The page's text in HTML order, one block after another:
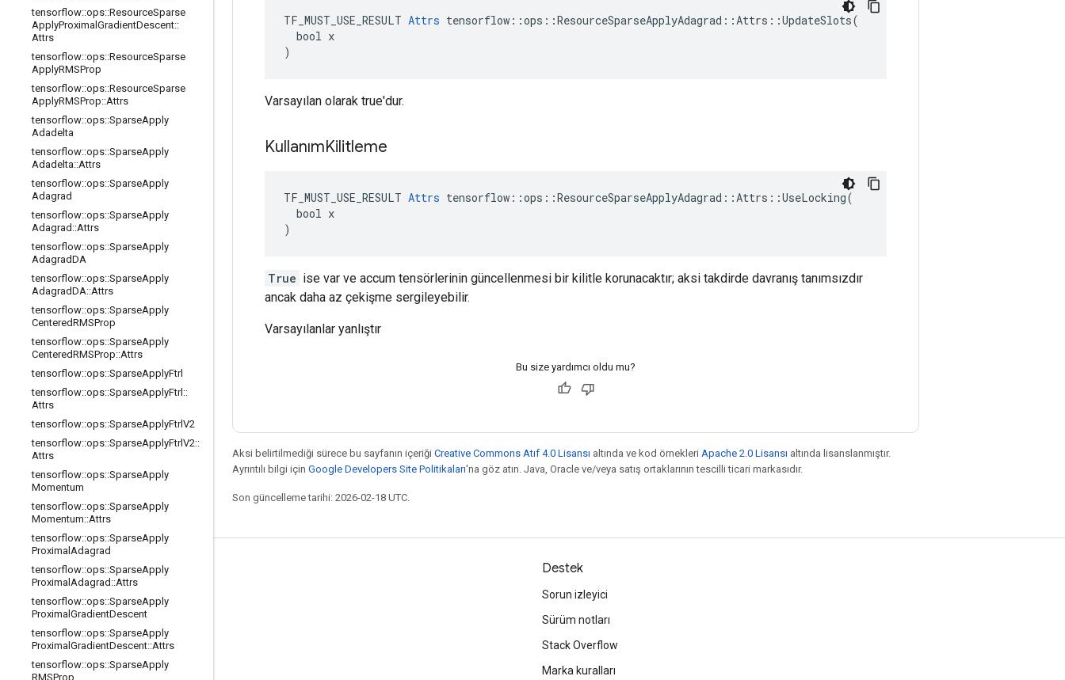
tensorflow::ops::ResourceSparse
ApplyProximal GradientDescent::
Attrs
tensorflow::ops::ResourceSparse
ApplyRMSProp
tensorflow::ops::ResourceSparse
ApplyRMSProp::Attrs
tensorflow::ops::SparseApply
Adadelta
tensorflow::ops::SparseApply
Adadelta::Attrs
tensorflow::ops::SparseApply
Adagrad
tensorflow::ops::SparseApply
Adagrad ::Attrs
tensorflow::ops::SparseApply
AdagradDA
tensorflow::ops::SparseApply
AdagradDA::Attrs
tensorflow::ops::SparseApply
CenteredRMSProp
tensorflow::ops::SparseApply
CenteredRMSProp::Attrs
tensorflow::ops::SparseApplyFtrl
tensorflow::ops::SparseApplyFtrl ::
Attrs
tensorflow::ops::SparseApplyFtrlV2
tensorflow::ops::SparseApplyFtrlV2::
Attrs
tensorflow::ops::SparseApply
Momentum
tensorflow::ops::SparseApply
Momentum::Attrs
tensorflow::ops::SparseApply
Proximal Adagrad
tensorflow::ops::SparseApply
Proximal Adagrad ::Attrs
tensorflow::ops::SparseApply
Proximal GradientDescent
tensorflow::ops::SparseApply
Proximal GradientDescent::Attrs
tensorflow::ops::SparseApply
RMSProp
TF_MUST_USE_RESULT Attrs tensorflow::ops::ResourceSparseApplyAdagrad::Attrs::UpdateSlots(
  bool x
)
Varsayılan olarak true'dur.
KullanımKilitleme
TF_MUST_USE_RESULT Attrs tensorflow::ops::ResourceSparseApplyAdagrad::Attrs::UseLocking(
  bool x
)
True ise var ve accum tensörlerinin güncellenmesi bir kilitle korunacaktır; aksi takdirde davranış tanımsızdır
ancak daha az çekişme sergileyebilir.
Varsayılanlar yanlıştır
Bu size yardımcı oldu mu?
Aksi belirtilmediği sürece bu sayfanın içeriği Creative Commons Atıf 4.0 Lisansı altında ve kod örnekleri Apache 2.0 Lisansı altında lisanslanmıştır.
Ayrıntılı bilgi için Google Developers Site Politikaları'na göz atın. Java, Oracle ve/veya satış ortaklarının tescilli ticari markasıdır.
Son güncelleme tarihi: 2026-02-18 UTC.
Bağlı kalma
Forum
GitHub
Twitter
Destek
Sorun izleyici
Sürüm notları
Stack Overflow
Marka kuralları